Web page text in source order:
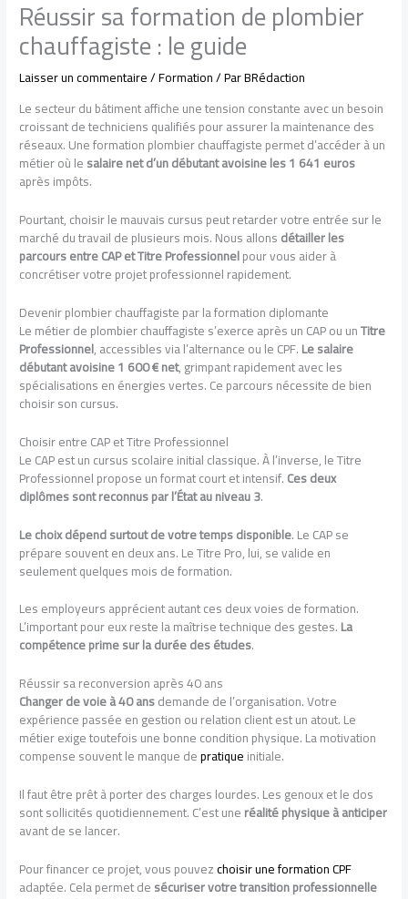
Réussir sa formation de plombier
chauffagiste : le guide
Laisser un commentaire/Formation/ ParBRédaction
Le secteur du bâtiment affiche une tension constante avec un besoin
croissant de techniciens qualifiés pour assurer la maintenance des
réseaux. Une formation plombier chauffagiste permet d’accéder à un
métier où lesalaire net d’un débutant avoisine les 1 641 euros
après impôts.
Pourtant, choisir le mauvais cursus peut retarder votre entrée sur le
marché du travail de plusieurs mois. Nous allonsdétailler les
parcours entre CAP et Titre Professionnelpour vous aider à
concrétiser votre projet professionnel rapidement.
Devenir plombier chauffagiste par la formation diplomante
Le métier de plombier chauffagiste s’exerce après un CAP ou unTitre
Professionnel, accessibles via l’alternance ou le CPF.Le salaire
débutant avoisine 1 600 € net, grimpant rapidement avec les
spécialisations en énergies vertes. Ce parcours nécessite de bien
choisir son cursus.
Choisir entre CAP et Titre Professionnel
Le CAP est un cursus scolaire initial classique. À l’inverse, le Titre
Professionnel propose un format court et intensif.Ces deux
diplômes sont reconnus par l’État au niveau 3.
Le choix dépend surtout de votre temps disponible. Le CAP se
prépare souvent en deux ans. Le Titre Pro, lui, se valide en
seulement quelques mois de formation.
Les employeurs apprécient autant ces deux voies de formation.
L’important pour eux reste la maîtrise technique des gestes.La
compétence prime sur la durée des études.
Réussir sa reconversion après 40 ans
Changer de voie à 40 ansdemande de l’organisation. Votre
expérience passée en gestion ou relation client est un atout. Le
métier exige toutefois une bonne condition physique. La motivation
compense souvent le manque depratiqueinitiale.
Il faut être prêt à porter des charges lourdes. Les genoux et le dos
sont sollicités quotidiennement. C’est uneréalité physique à anticiper
avant de se lancer.
Pour financer ce projet, vous pouvezchoisir une formation CPF
adaptée. Cela permet desécuriser votre transition professionnelle